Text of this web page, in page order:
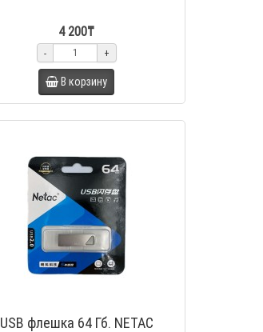
4 200₸
- +
В корзину
USB флешка 64 Гб. NETAC